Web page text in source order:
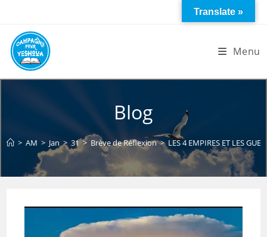
content
Menu
Blog
> AM > Jan > 31 > Brève de Réflexion > LES 4 EMPIRES ET LES
Translate »